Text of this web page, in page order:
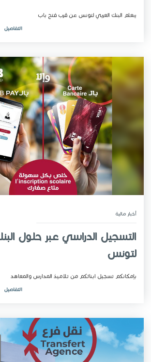
يـُعلم البنك العربي لتونس عن قرب فتح باب
التفاصيل
أخبار مـالية
التسجيل الدراسي عبر حلول
لتونس
بإمكانكم تسجيل ابنائكم من تلاميذ المدارس والمعاهد
التفاصيل